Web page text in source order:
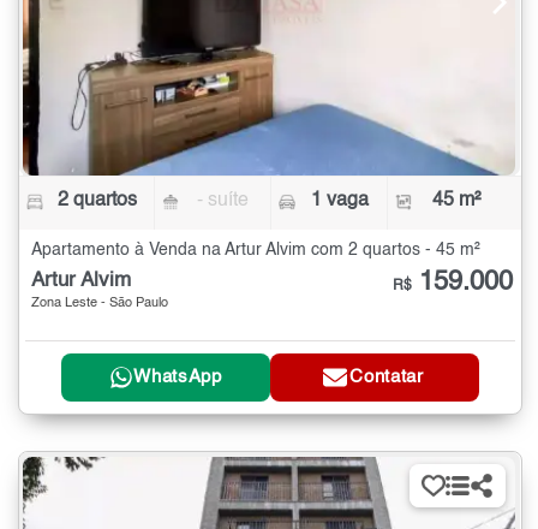
2 quartos - suíte 1 vaga 45 m²
Apartamento à Venda na Artur Alvim com 2 quartos - 45 m²
Artur Alvim
Zona Leste - São Paulo
R$ 159.000
WhatsApp Contatar